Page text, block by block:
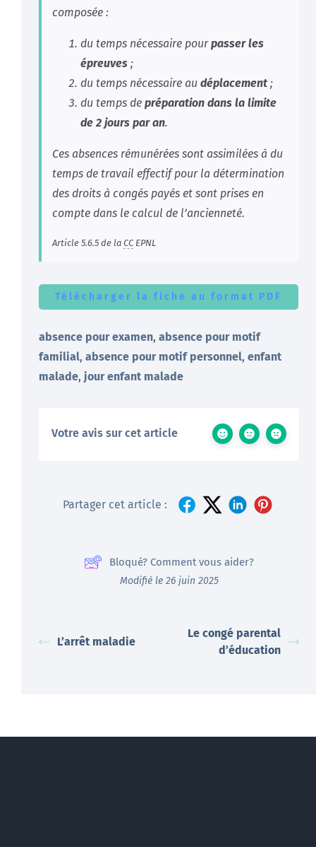
composée :
du temps nécessaire pourpasser les
épreuves ;
du temps nécessaire au déplacement ;
du temps de préparation dans la limite
de 2 jours par an.
Ces absences rémunérées sont assimilées à du
temps de travail effectif pour la détermination
des droits à congés payés et sont prises en
compte dans le calcul de l’ancienneté.
Article 5.6.5 de la CCEPNL
Télécharger la fiche au format PDF
absence pour examen, absence pour motif
familial, absence pour motif personnel, enfant
malade, jour enfant malade
Votre avis sur cet article
Partager cet article :
Bloqué? Comment vous aider?
Modifié le 26 juin 2025
L’arrêt maladie
Le congé parental
d’éducation